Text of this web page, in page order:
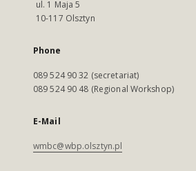
ul. 1 Maja 5
10-117 Olsztyn
Phone
089 524 90 32 (secretariat)
089 524 90 48 (Regional Workshop)
E-Mail
wmbc@wbp.olsztyn.pl